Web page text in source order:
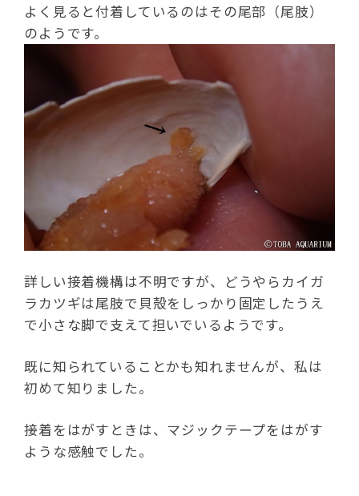
よく見ると付着しているのはその尾部（尾肢）
のようです。
詳しい接着機構は不明ですが、どうやらカイガ
ラカツギは尾肢で貝殻をしっかり固定したうえ
で小さな脚で支えて担いでいるようです。
既に知られていることかも知れませんが、私は
初めて知りました。
接着をはがすときは、マジックテープをはがす
ような感触でした。